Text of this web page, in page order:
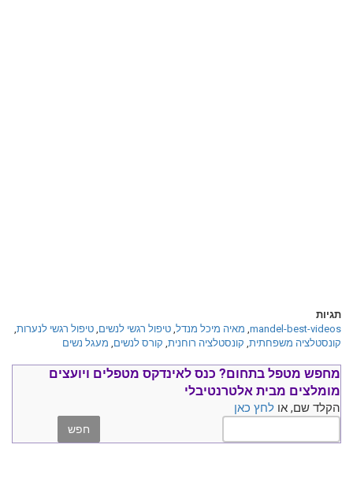
תגיות
mandel-best-videos
, מאיה מיכל מנדל, טיפול רגשי לנשים, טיפול רגשי לנערות,
קונסטלציה משפחתית, קונסטלציה רוחנית, קורס לנשים, מעגל נשים
מחפש מטפל בתחום? כנס לאינדקס מטפלים ויועצים
מומלצים מבית אלטרנטיבלי
הקלד שם, או לחץ כאן